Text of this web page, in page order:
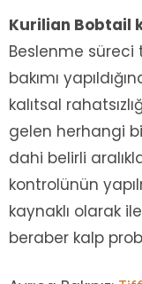
Kurilian Bobtail
Beslenme
bakımı
kalıtsal
gelen herhangi
dahi belirli
kontrolünün
kaynaklı olarak
beraber kalp